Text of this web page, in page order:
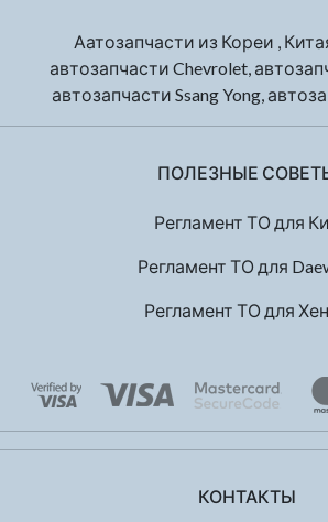
Аатозапчасти из Кореи ,
автозапчасти Chevrolet,
автозапчасти Ssang Yong,
ПОЛЕЗНЫЕ
Регламент ТО для
Регламент ТО для
Регламент ТО для
КОНТАКТЫ